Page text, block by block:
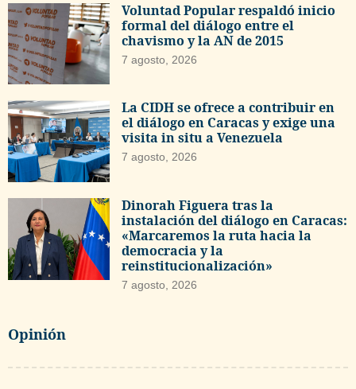
Voluntad Popular respaldó inicio
formal del diálogo entre el
chavismo y la AN de 2015
7 agosto, 2026
La CIDH se ofrece a contribuir en
el diálogo en Caracas y exige una
visita in situ a Venezuela
7 agosto, 2026
Dinorah Figuera tras la
instalación del diálogo en Caracas:
«Marcaremos la ruta hacia la
democracia y la
reinstitucionalización»
7 agosto, 2026
Opinión